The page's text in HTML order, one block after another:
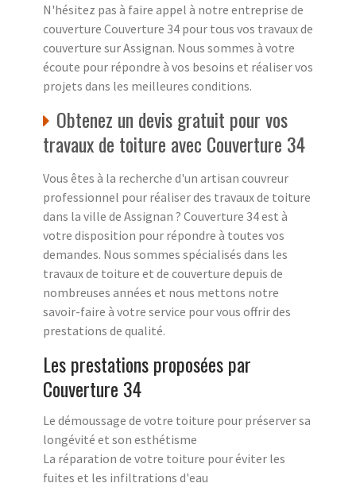
N'hésitez pas à faire appel à notre entreprise de
couverture Couverture 34 pour tous vos travaux de
couverture sur Assignan. Nous sommes à votre
écoute pour répondre à vos besoins et réaliser vos
projets dans les meilleures conditions.
Obtenez un devis gratuit pour vos
travaux de toiture avec Couverture 34
Vous êtes à la recherche d'un artisan couvreur
professionnel pour réaliser des travaux de toiture
dans la ville de Assignan ? Couverture 34 est à
votre disposition pour répondre à toutes vos
demandes. Nous sommes spécialisés dans les
travaux de toiture et de couverture depuis de
nombreuses années et nous mettons notre
savoir-faire à votre service pour vous offrir des
prestations de qualité.
Les prestations proposées par
Couverture 34
Le démoussage de votre toiture pour préserver sa
longévité et son esthétisme
La réparation de votre toiture pour éviter les
fuites et les infiltrations d'eau